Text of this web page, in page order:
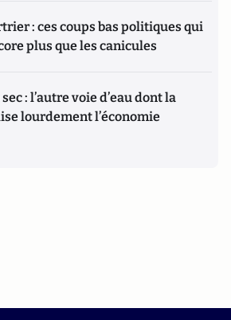
: ces coups bas politiques qui
plus que les canicules
: l’autre voie d’eau dont la
lourdement l’économie